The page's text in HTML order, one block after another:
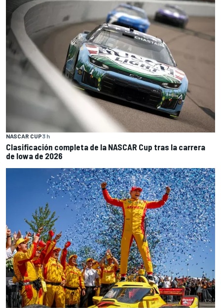
NASCAR CUP3 h
Clasificación completa de la NASCAR Cup tras la carrera
de Iowa de 2026